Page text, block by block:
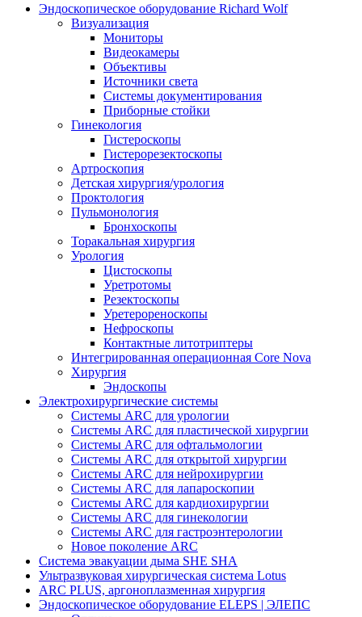
Эндоскопическое оборудование Richard Wolf
Визуализация
Мониторы
Видеокамеры
Объективы
Источники света
Системы документирования
Приборные стойки
Гинекология
Гистероскопы
Гистерорезектоскопы
Артроскопия
Детская хирургия/урология
Проктология
Пульмонология
Бронхоскопы
Торакальная хирургия
Урология
Цистоскопы
Уретротомы
Резектоскопы
Уретерореноскопы
Нефроскопы
Контактные литотриптеры
Интегрированная операционная Core Nova
Хирургия
Эндоскопы
Электрохирургические системы
Системы ARC для урологии
Системы ARC для пластической хирургии
Системы ARC для офтальмологии
Системы ARC для открытой хирургии
Системы ARC для нейрохирургии
Системы ARC для лапароскопии
Системы ARC для кардиохирургии
Системы ARC для гинекологии
Системы ARC для гастроэнтерологии
Новое поколение ARC
Система эвакуации дыма SHE SHA
Ультразвуковая хирургическая система Lotus
ARC PLUS, аргоноплазменная хирургия
Эндоскопическое оборудование ELEPS | ЭЛЕПС